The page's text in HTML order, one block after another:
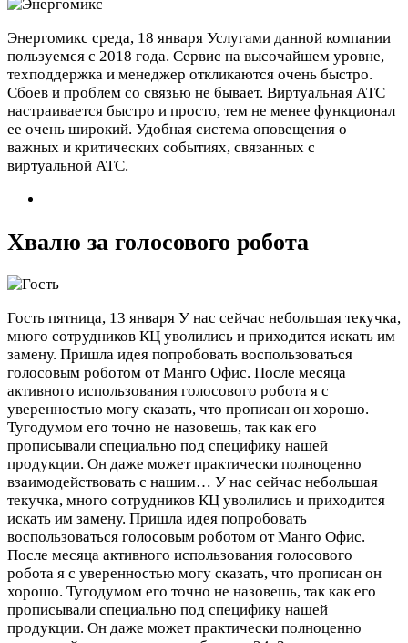
Энергомикс среда, 18 января Услугами данной компании
пользуемся с 2018 года. Сервис на высочайшем уровне,
техподдержка и менеджер откликаются очень быстро.
Сбоев и проблем со связью не бывает. Виртуальная АТС
настраивается быстро и просто, тем не менее функционал
ее очень широкий. Удобная система оповещения о
важных и критических событиях, связанных с
виртуальной АТС.
Хвалю за голосового робота
Гость пятница, 13 января У нас сейчас небольшая текучка,
много сотрудников КЦ уволились и приходится искать им
замену. Пришла идея попробовать воспользоваться
голосовым роботом от Манго Офис. После месяца
активного использования голосового робота я с
уверенностью могу сказать, что прописан он хорошо.
Тугодумом его точно не назовешь, так как его
прописывали специально под специфику нашей
продукции. Он даже может практически полноценно
взаимодействовать с нашим… У нас сейчас небольшая
текучка, много сотрудников КЦ уволились и приходится
искать им замену. Пришла идея попробовать
воспользоваться голосовым роботом от Манго Офис.
После месяца активного использования голосового
робота я с уверенностью могу сказать, что прописан он
хорошо. Тугодумом его точно не назовешь, так как его
прописывали специально под специфику нашей
продукции. Он даже может практически полноценно